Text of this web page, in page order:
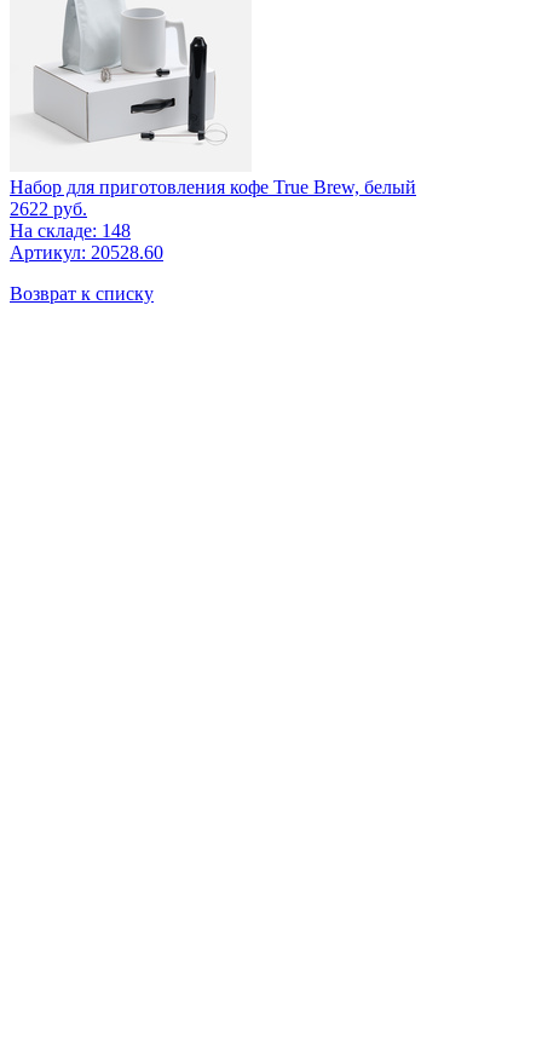
Набор для приготовления кофе True Brew, белый
2622 руб.
На складе: 148
Артикул: 20528.60
Возврат к списку